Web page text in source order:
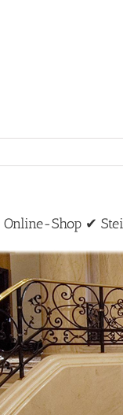
Shop ✔